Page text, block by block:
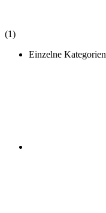
(1)
Einzelne Kategorien